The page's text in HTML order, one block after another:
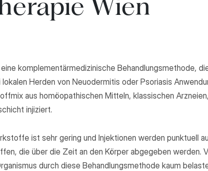
komplementärmedizinische Behandlungsmethode,
Herden von Neuodermitis oder Psoriasis
aus homöopathischen Mitteln, klassischen
injiziert.
ist sehr gering und Injektionen werden punktuell
die über die Zeit an den Körper abgegeben werden.
durch diese Behandlungsmethode kaum